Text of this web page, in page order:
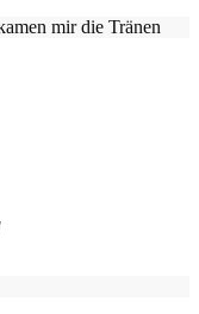
mir die Tränen